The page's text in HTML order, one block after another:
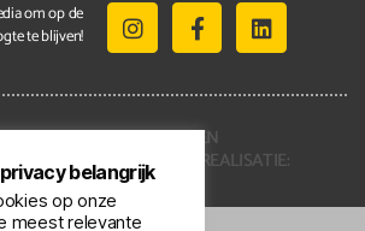
om op de
te blijven!
2021 © ALLE RECHTEN
VOORBEHOUDEN | REALISATIE:
KENNMERKEND
belangrijk
op onze
meest relevante